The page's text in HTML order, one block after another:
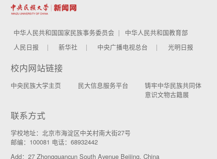
中华人民共和国国家民族事务委员会
中华人民共和国教育部
人民日报
新华社 中央广播电视总台 光明日报
校内网站链接
中央民族大学主页 民大信息服务平台
铸牢中华民族共同体
意识文物古籍展
联系方式
学校地址：北京市海淀区中关村南大街27号
邮编：100081 电话：68932442
Add：27 Zhongguancun South Avenue Beijing, China